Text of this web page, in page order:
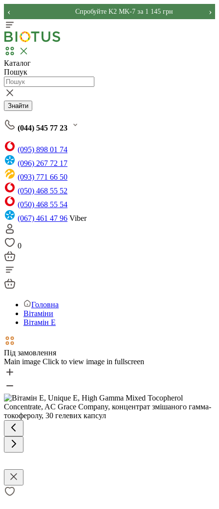
Спробуйте K2 MK-7 за 1 145 грн
‹ ›
Каталог
Пошук
Знайти
(044) 545 77 23
(095) 898 01 74
(096) 267 72 17
(093) 771 66 50
(050) 468 55 52
(050) 468 55 54
(067) 461 47 96 Viber
0
Головна
Вітаміни
Вітамін Е
Під замовлення
Main image Click to view image in fullscreen